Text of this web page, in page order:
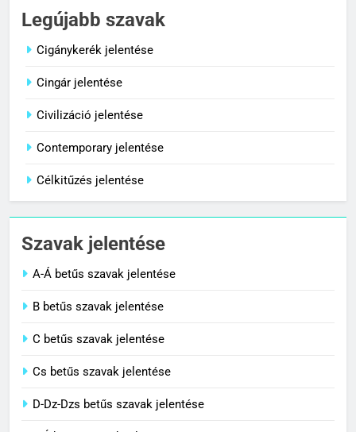
Céltudatos jelentése
8
Centenárium jelentése
1
Cigánykerék jelentése
C BETŰS SZAVAK JELENTÉSE
C BETŰS SZAVAK JELENTÉSE
3
Civilizáció jelentése
Legújabb szavak
Cigánykerék jelentése
Cingár jelentése
Civilizáció jelentése
Contemporary jelentése
Célkitűzés jelentése
Szavak jelentése
A-Á betűs szavak jelentése
B betűs szavak jelentése
C betűs szavak jelentése
Cs betűs szavak jelentése
D-Dz-Dzs betűs szavak jelentése